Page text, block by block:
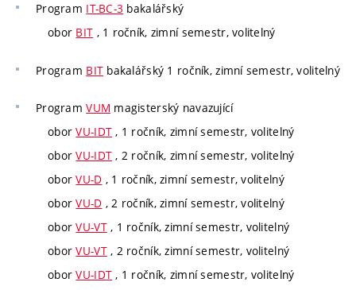
Program IT-BC-3 bakalářský
obor BIT , 1 ročník, zimní semestr, volitelný
Program BIT bakalářský 1 ročník, zimní semestr, volitelný
ProgramVUM magisterský navazující
oborVU-IDT , 1 ročník, zimní semestr, volitelný
oborVU-IDT , 2 ročník, zimní semestr, volitelný
oborVU-D , 1 ročník, zimní semestr, volitelný
oborVU-D , 2 ročník, zimní semestr, volitelný
oborVU-VT, 1 ročník, zimní semestr, volitelný
oborVU-VT, 2 ročník, zimní semestr, volitelný
oborVU-IDT , 1 ročník, zimní semestr, volitelný